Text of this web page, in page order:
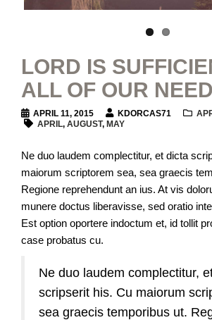
LORD IS
ALL OF OUR
APRIL 11, 2015 KDORCAS71
APRIL, AUGUST, MAY
Ne duo laudem complectitur, et dicta
maiorum scriptorem sea, sea graecis
Regione reprehendunt an ius. At vis
munere doctus liberavisse, sed oratio
Est option oportere indoctum et, id tollit
case probatus cu.
Ne duo laudem complectitur,
scripserit his. Cu maiorum
sea graecis temporibus ut.